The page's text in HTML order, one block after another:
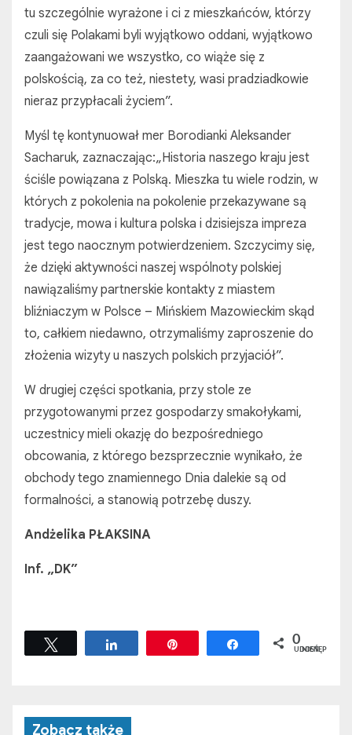
tu szczególnie wyrażone i ci z mieszkańców, którzy
czuli się Polakami byli wyjątkowo oddani, wyjątkowo
zaangażowani we wszystko, co wiąże się z
polskością, za co też, niestety, wasi pradziadkowie
nieraz przypłacali życiem”.
Myśl tę kontynuował mer Borodianki Aleksander
Sacharuk, zaznaczając:„Historia naszego kraju jest
ściśle powiązana z Polską. Mieszka tu wiele rodzin, w
których z pokolenia na pokolenie przekazywane są
tradycje, mowa i kultura polska i dzisiejsza impreza
jest tego naocznym potwierdzeniem. Szczycimy się,
że dzięki aktywności naszej wspólnoty polskiej
nawiązaliśmy partnerskie kontakty z miastem
bliźniaczym w Polsce – Mińskiem Mazowieckim skąd
to, całkiem niedawno, otrzymaliśmy zaproszenie do
złożenia wizyty u naszych polskich przyjaciół”.
W drugiej części spotkania, przy stole ze
przygotowanymi przez gospodarzy smakołykami,
uczestnicy mieli okazję do bezpośredniego
obcowania, z którego bezsprzecznie wynikało, że
obchody tego znamiennego Dnia dalekie są od
formalności, a stanowią potrzebę duszy.
Andżelika PŁAKSINA
Inf. „DK”
Udostępnij Udostępnij
0
UDOSTĘPNIEŃ
Zobacz także